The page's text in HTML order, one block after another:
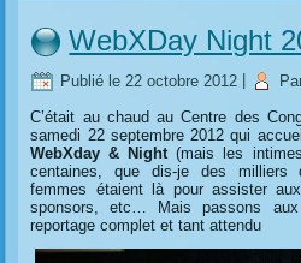
WebXDay Night
Publié le 22 octobre 2012
C’était au chaud au Centre des
samedi 22 septembre 2012 qui
WebXday & Night(mais les
centaines, que dis-je des milliers
femmes étaient là pour assister
sponsors, etc… Mais passons
reportage complet et tant attendu